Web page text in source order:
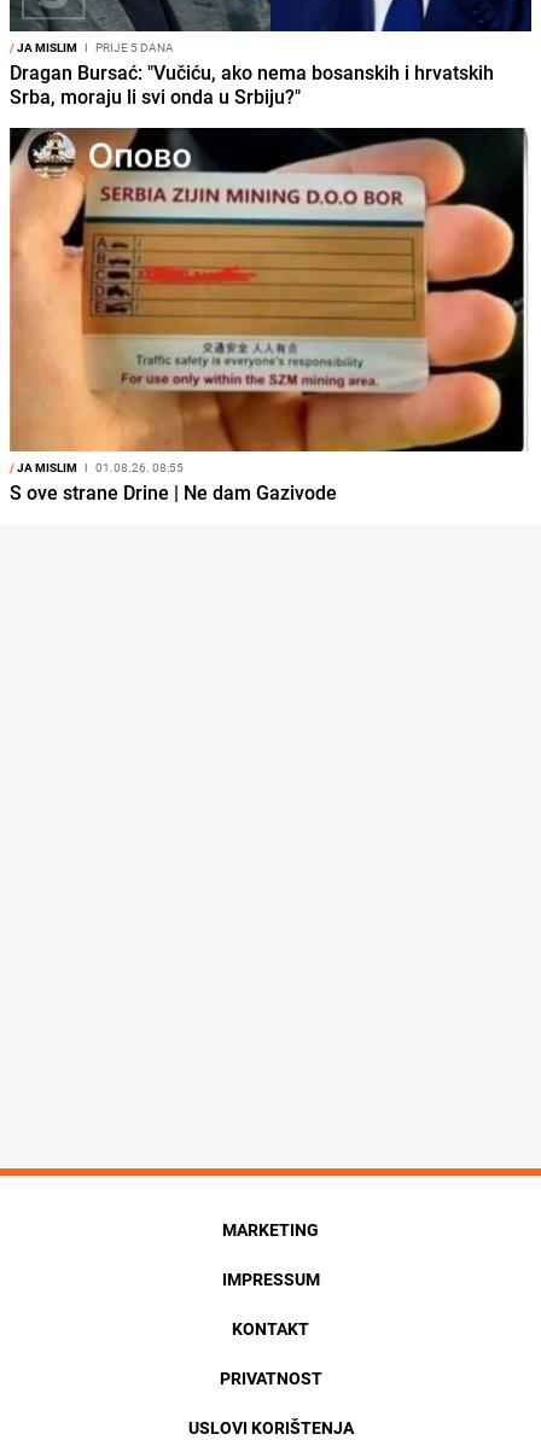
/JA MISLIM I PRIJE 5 DANA
Dragan Bursać: "Vučiću, ako nema bosanskih i hrvatskih
Srba, moraju li svi onda u Srbiju?"
/JA MISLIM I 01.08.26. 08:55
S ove strane Drine | Ne dam Gazivode
MARKETING
IMPRESSUM
KONTAKT
PRIVATNOST
USLOVI KORIŠTENJA